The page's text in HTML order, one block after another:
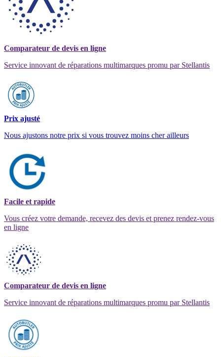
Comparateur de devis en ligne
Service innovant de réparations multimarques promu par Stellantis
Prix ajusté
Nous ajustons notre prix si vous trouvez moins cher ailleurs
Facile et rapide
Vous créez votre demande, recevez des devis et prenez rendez-vous
en ligne
Comparateur de devis en ligne
Service innovant de réparations multimarques promu par Stellantis